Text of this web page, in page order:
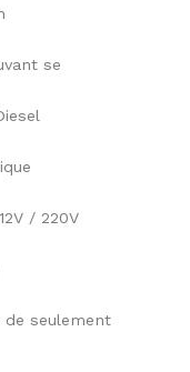
se
/ 220V
seulement